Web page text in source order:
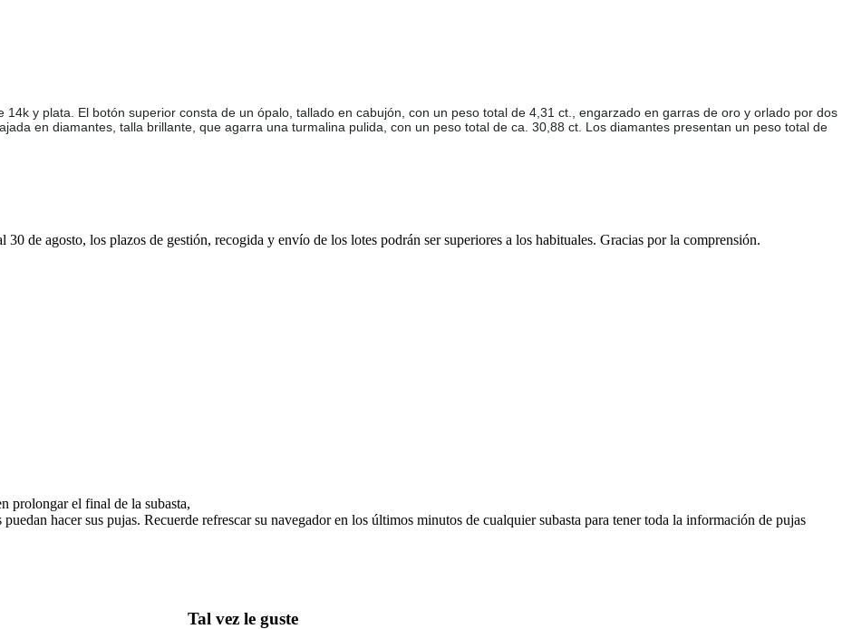
y plata. El botón superior consta de un ópalo, tallado en cabujón, con un peso total de 4,31 ct., engarzado en garras de oro y orlado por dos
en diamantes, talla brillante, que agarra una turmalina pulida, con un peso total de ca. 30,88 ct. Los diamantes presentan un peso total de
de agosto, los plazos de gestión, recogida y envío de los lotes podrán ser superiores a los habituales. Gracias por la comprensión.
prolongar el final de la subasta,
hacer sus pujas. Recuerde refrescar su navegador en los últimos minutos de cualquier subasta para tener toda la información de pujas
Tal vez le guste